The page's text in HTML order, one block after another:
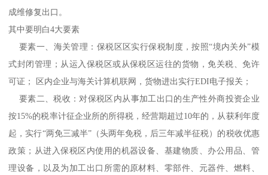
成维修复出口。
其中要明白4大要素
要素一、海关管理：保税区区实行保税制度，按照“境内关外”模
式封闭管理；从运入保税区或从保税区运往的货物，免关税、免许
可证； 区内企业与海关计算机联网，货物进出实行EDI电子报关；
要素二、税收：对保税区内从事加工出口的生产性外商投资企业
按15%的税率计征企业所的所得税，经营期超过10年的，从获利年度
起，实行“两免三减半”（头两年免税，后三年减半征税）的税收优惠
政策；从进入保税区内使用的机器设备、基建物质、办公用品、管
理设备，以及为加工出口所需的原材料、零部件、元器件、燃料、